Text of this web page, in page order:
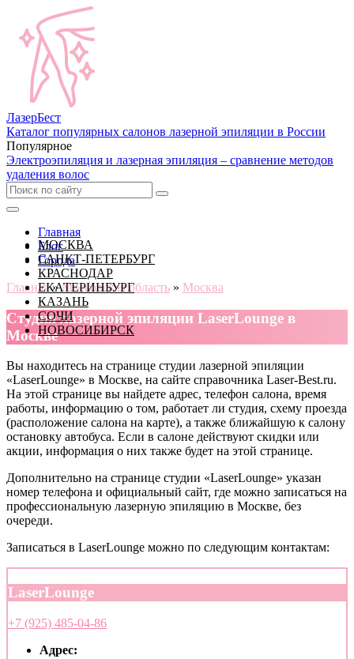
ЛазерБест
Каталог популярных салонов лазерной эпиляции в России
Популярное
Электроэпиляция и лазерная эпиляция – сравнение методов
удаления волос
МОСКВА
САНКТ-ПЕТЕРБУРГ
КРАСНОДАР
ЕКАТЕРИНБУРГ
КАЗАНЬ
СОЧИ
НОВОСИБИРСК
Главная
Блог
Города
Главная » Московская область » Москва
Cтудия лазерной эпиляции LaserLounge в
Москве
Вы находитесь на странице студии лазерной эпиляции
«LaserLounge» в Москве, на сайте справочника Laser-Best.ru.
На этой странице вы найдете адрес, телефон салона, время
работы, информацию о том, работает ли студия, схему проезда
(расположение салона на карте), а также ближайшую к салону
остановку автобуса. Если в салоне действуют скидки или
акции, информация о них также будет на этой странице.
Дополнительно на странице студии «LaserLounge» указан
номер телефона и официальный сайт, где можно записаться на
профессиональную лазерную эпиляцию в Москве, без
очереди.
Записаться в LaserLounge можно по следующим контактам:
LaserLounge
+7 (925) 485-04-86
Адрес: